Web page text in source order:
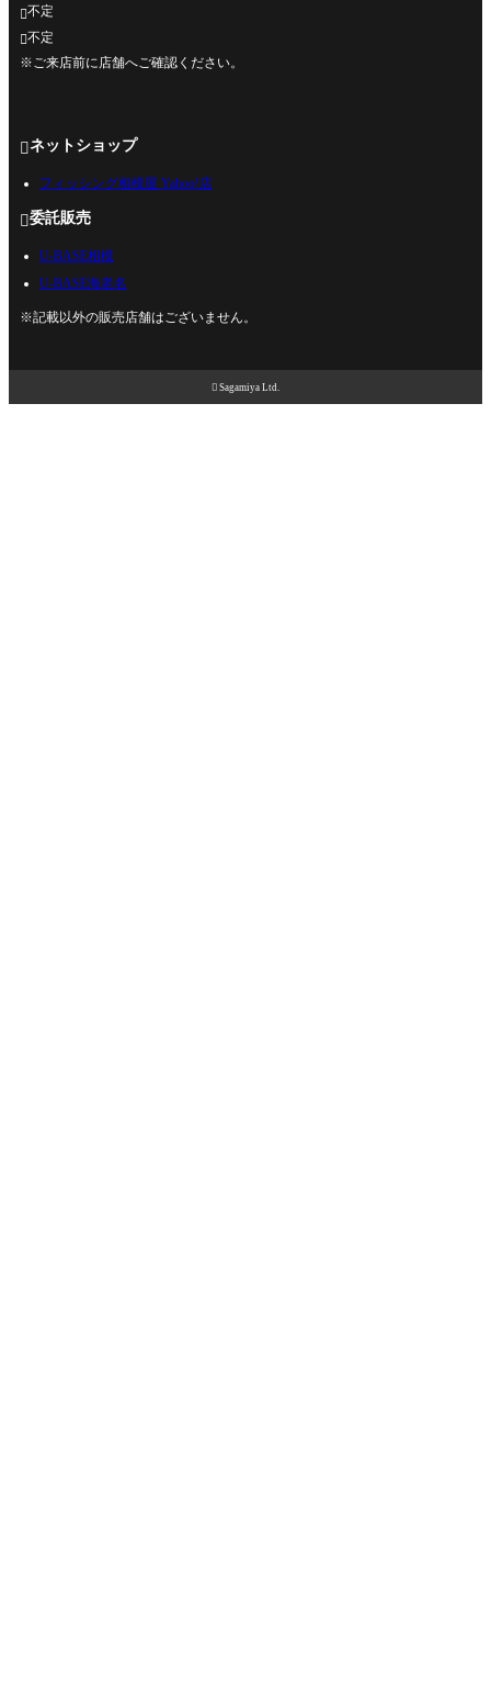
不定
不定
※ご来店前に店舗へご確認ください。
ネットショップ
フィッシング相模屋 Yahoo!店
委託販売
U-BASE相模
U-BASE海老名
※記載以外の販売店舗はございません。
 Sagamiya Ltd.